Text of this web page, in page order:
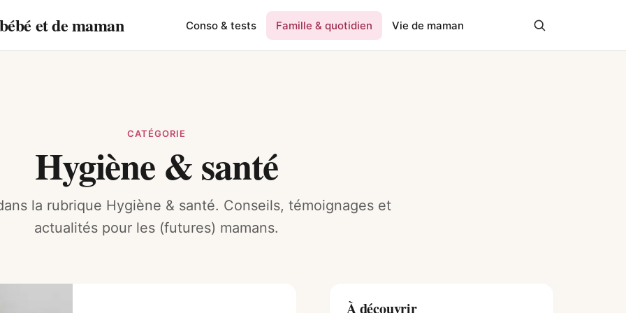
et de maman Conso & tests Famille & quotidien Vie de maman
CATÉGORIE
Hygiène & santé
la rubrique Hygiène & santé. Conseils, témoignages et
actualités pour les (futures) mamans.
À découvrir